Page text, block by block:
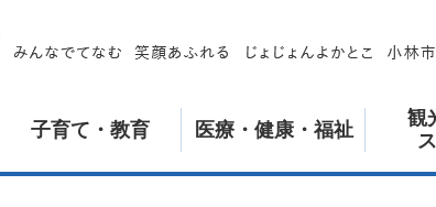
子育て・教育 医療・健康・福祉
観